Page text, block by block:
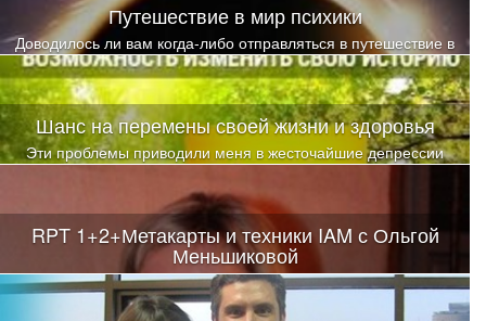
Путешествие в мир психики
Доводилось ли вам когда-либо отправляться в путешествие в
глубины своей психики?
Шанс на перемены своей жизни и здоровья
Эти проблемы приводили меня в жесточайшие депрессии
RPT 1+2+Метакарты и техники IAM с Ольгой
Меньшиковой